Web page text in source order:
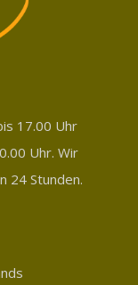
17.00 Uhr
Uhr. Wir
24 Stunden.